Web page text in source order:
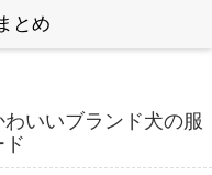
とめ
いいブランド犬の服
ド